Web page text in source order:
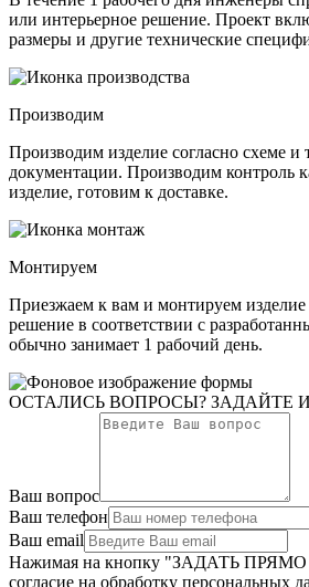
или интерьерное решение. Проект
размеры и другие технические
Производим
Производим изделие согласно схеме и
документации. Производим контроль
изделие, готовим к доставке.
Монтируем
Приезжаем к вам и монтируем изделие
решение в соответствии с
обычно занимает 1 рабочий день.
ОСТАЛИСЬ ВОПРОСЫ? ЗАДАЙТЕ
Ваш вопрос
Ваш телефон
Ваш email
Нажимая на кнопку "ЗАДАТЬ
согласие на обработку персональных